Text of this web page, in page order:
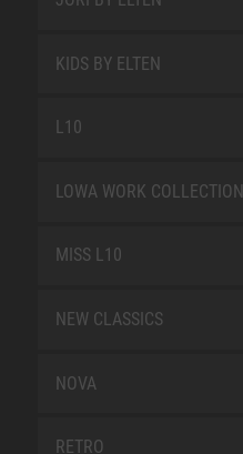
KIDS BY ELTEN
L10
LOWA WORK COLLECTION
MISS L10
NEW CLASSICS
NOVA
RETRO